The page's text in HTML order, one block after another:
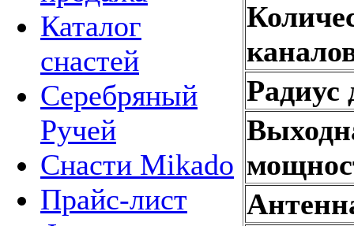
Каталог
снастей
Серебряный
Ручей
Снасти Mikado
Прайс-лист
Радиус